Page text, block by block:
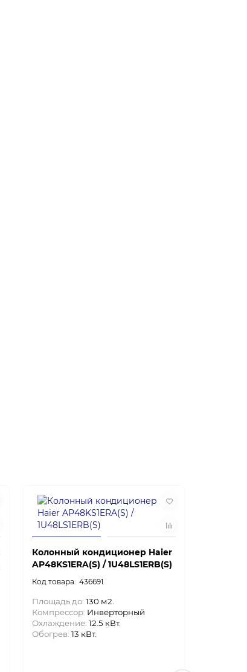
Колонный кондиционер Haier
AP48KS1ERA(S) / 1U48LS1ERB(S)
436691
Площадь до: 130 м2.
Компрессор: Инверторный
Охлаждение: 12.5 кВт.
Обогрев: 13 кВт.